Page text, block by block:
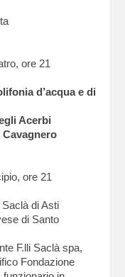
ore 21
d’acqua e di
Acerbi
Cavagnero
ore 21
di Asti
di Santo
F.lli Saclà spa,
Fondazione